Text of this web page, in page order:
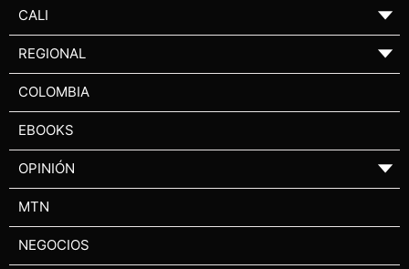
CALI ▼
REGIONAL ▼
COLOMBIA
EBOOKS
OPINIÓN ▼
MTN
NEGOCIOS